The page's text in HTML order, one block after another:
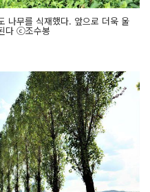
나무를 식재했다. 앞으로 더욱 울
다 ⓒ조수봉